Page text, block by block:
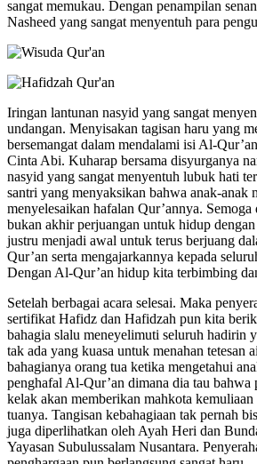
sangat memukau. Dengan penampilan
Nasheed yang sangat menyentuh para
Iringan lantunan nasyid yang sangat
undangan. Menyisakan tagisan haru yang
bersemangat dalam mendalami isi Al-
Cinta Abi. Kuharap bersama disyurganya
nasyid yang sangat menyentuh lubuk hati
santri yang menyaksikan bahwa anak-anak
menyelesaikan hafalan Qur’annya.
bukan akhir perjuangan untuk hidup
justru menjadi awal untuk terus berjuang
Qur’an serta mengajarkannya kepada
Dengan Al-Qur’an hidup kita terbimbing
Setelah berbagai acara selesai. Maka
sertifikat Hafidz dan Hafidzah pun kita
bahagia slalu meneyelimuti seluruh hadirin
tak ada yang kuasa untuk menahan tetesan
bahagianya orang tua ketika mengetahui
penghafal Al-Qur’an dimana dia tau bahwa
kelak akan memberikan mahkota
tuanya. Tangisan kebahagiaan tak pernah
juga diperlihatkan oleh Ayah Heri dan
Yayasan Subulussalam Nusantara.